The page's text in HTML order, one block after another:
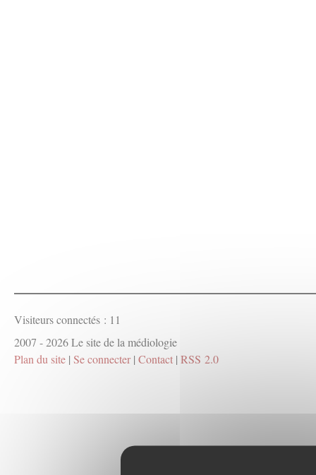
Visiteurs connectés : 11
2007 - 2026 Le site de la médiologie
Plan du site | Se connecter| Contact | RSS 2.0